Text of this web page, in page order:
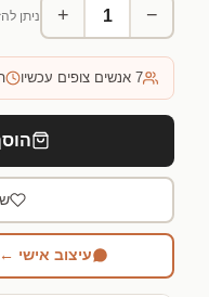
−
+ ניתן
7 אנשים צופים עכשיו
עיצוב אישי